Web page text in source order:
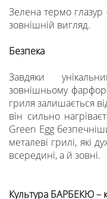
Зелена термо
зовнішній вигляд.
Безпека
Завдяки
зовнішньому
гриля залишається
він сильно
Green Egg
металеві грилі, які
всередині, а й зовні.
Культура БАРБЕКЮ –